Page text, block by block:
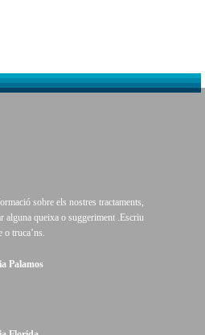
sobre els nostres tractaments,
alguna queixa o suggeriment .Escriu
truca’ns.
Palamos